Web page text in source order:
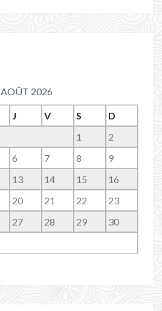
AOÛT 2026
J V S
D
1
2
6 7 8
9
13 14 15
16
20 21 22
23
27 28 29
30